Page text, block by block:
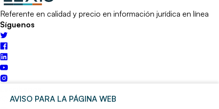
AVISO PARA LA PÁGINA WEB
Referente en calidad y precio en información jurídica en línea
Síguenos